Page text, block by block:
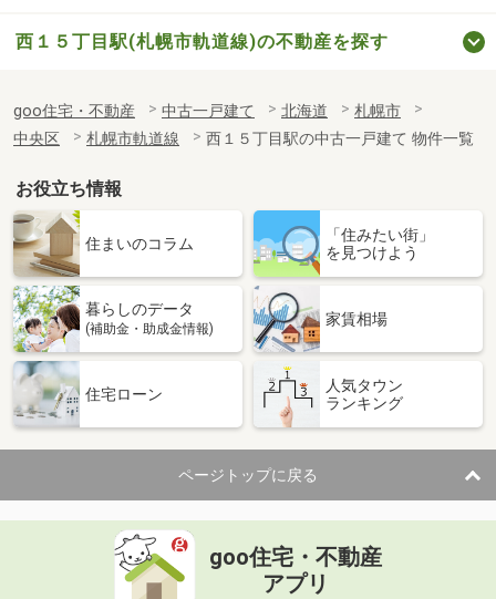
西１５丁目駅(札幌市軌道線)の不動産を探す
goo住宅・不動産 中古一戸建て 北海道
札幌市
中央区
札幌市軌道線 西１５丁目駅の中古一戸建て 物件一覧
お役立ち情報
住まいのコラム
「住みたい街」
を見つけよう
暮らしのデータ
(補助金・助成金情報)
家賃相場
住宅ローン
人気タウン
ランキング
ページトップに戻る
goo住宅・不動産
アプリ